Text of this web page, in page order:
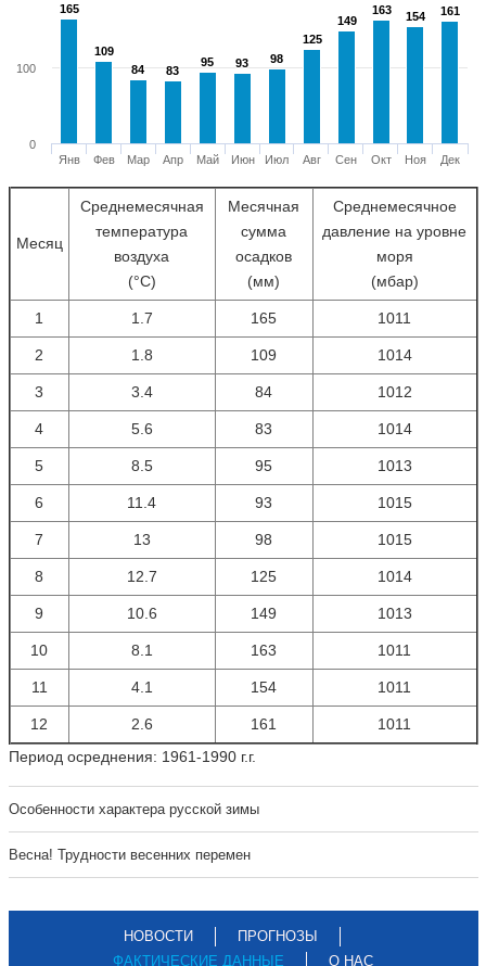
165
165
109
109
84
84 83
83
95
95 93
93 98
98
125
125
149
149
163
163 154
154 161
161
Янв Фев Мар Апр Май Июн Июл Авг Сен Окт Ноя Дек
0
100
Месяц
Среднемесячная
температура
воздуха
(°С)
Месячная
сумма
осадков
(мм)
Среднемесячное
давление на уровне
моря
(мбар)
1 1.7 165 1011
2 1.8 109 1014
3 3.4 84 1012
4 5.6 83 1014
5 8.5 95 1013
6 11.4 93 1015
7 13 98 1015
8 12.7 125 1014
9 10.6 149 1013
10 8.1 163 1011
11 4.1 154 1011
12 2.6 161
1011
Период осреднения: 1961-1990 г.г.
Особенности характера русской зимы
Весна! Трудности весенних перемен
НОВОСТИ
ПРОГНОЗЫ
ФАКТИЧЕСКИЕ ДАННЫЕ
О НАС